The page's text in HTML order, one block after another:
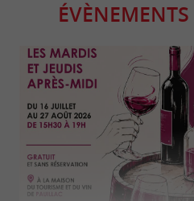
ÉVÈNEMENTS